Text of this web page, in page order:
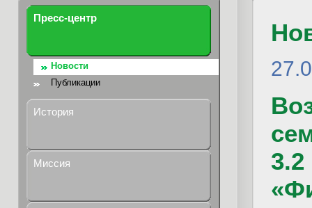
Пресс-центр
Новости
Публикации
История
Миссия